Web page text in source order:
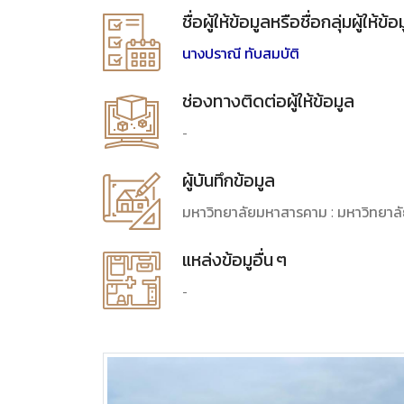
ชื่อผู้ให้ข้อมูลหรือชื่อกลุ่มผู้ให้ข้อ
นางปราณี ทับสมบัติ
ช่องทางติดต่อผู้ให้ข้อมูล
-
ผู้บันทึกข้อมูล
มหาวิทยาลัยมหาสารคาม : มหาวิทยา
แหล่งข้อมูอื่น ๆ
-